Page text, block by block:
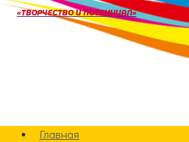
Перейти
«ТВОРЧЕСТВО И ПОТЕНЦИАЛ»
Главная